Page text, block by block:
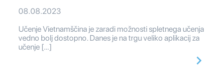
08.08.2023
Učenje Vietnamščina je zaradi možnosti spletnega učenja
vedno bolj dostopno. Danes je na trgu veliko aplikacij za
učenje […]